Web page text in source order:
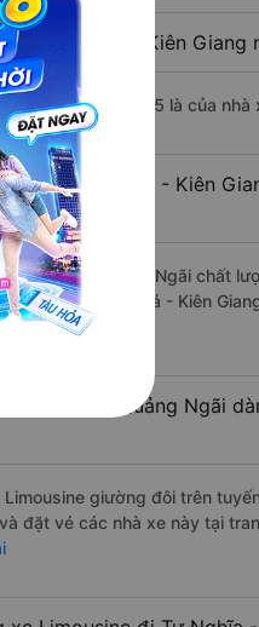
từ Rạch Giá - Kiên Giang
là vào lúc 16:35 là của nhà
từ Rạch Giá - Kiên
Tư Nghĩa - Quảng Ngãi chất
Ngãi từ Rạch Giá - Kiên
Tư Nghĩa - Quảng Ngãi
giường đôi trên
đặt vé các nhà xe này tại